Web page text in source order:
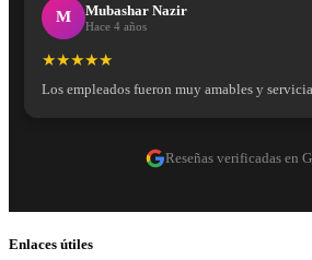
M Mubashar Nazir
Hace 4 años
★★★★★
Los empleados fueron muy amables y
Reseñas verificadas en
Enlaces útiles